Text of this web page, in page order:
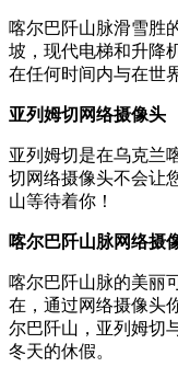
喀尔巴阡山脉滑雪胜
坡，现代电梯和升降
在任何时间内与在世
亚列姆切网络摄像头
亚列姆切是在乌克兰
切网络摄像头不会让
山等待着你！
喀尔巴阡山脉网络摄
喀尔巴阡山脉的美丽
在，通过网络摄像头
尔巴阡山，亚列姆切
冬天的休假。